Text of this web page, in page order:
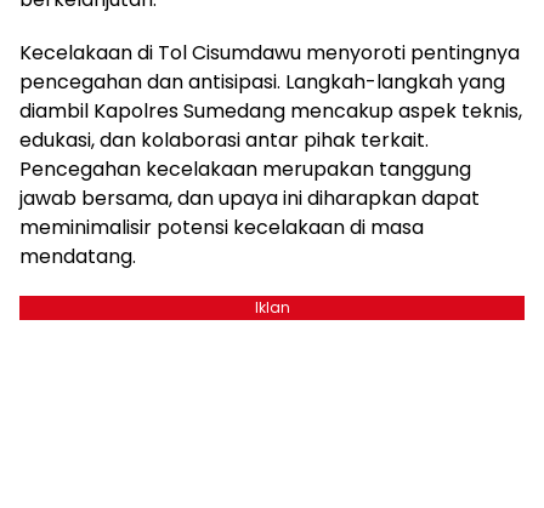
Kecelakaan di Tol Cisumdawu menyoroti pentingnya
pencegahan dan antisipasi. Langkah-langkah yang
diambil Kapolres Sumedang mencakup aspek teknis,
edukasi, dan kolaborasi antar pihak terkait.
Pencegahan kecelakaan merupakan tanggung
jawab bersama, dan upaya ini diharapkan dapat
meminimalisir potensi kecelakaan di masa
mendatang.
Iklan